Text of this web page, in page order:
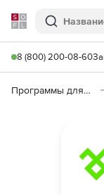
Softline
Поиск
8 (800) 200-08-60
Программы для программирования